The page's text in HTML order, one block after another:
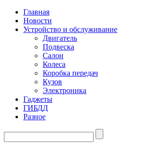
Главная
Новости
Устройство и обслуживание
Двигатель
Подвеска
Салон
Колеса
Коробка передач
Кузов
Электроника
Гаджеты
ГИБДД
Разное